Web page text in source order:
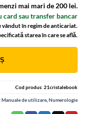
mai mari de 200 lei.
card sau transfer bancar
vândut în regim de anticariat.
starea în care se află.
Cod produs: 21cristalebook
Manuale de utilizare Numerologie